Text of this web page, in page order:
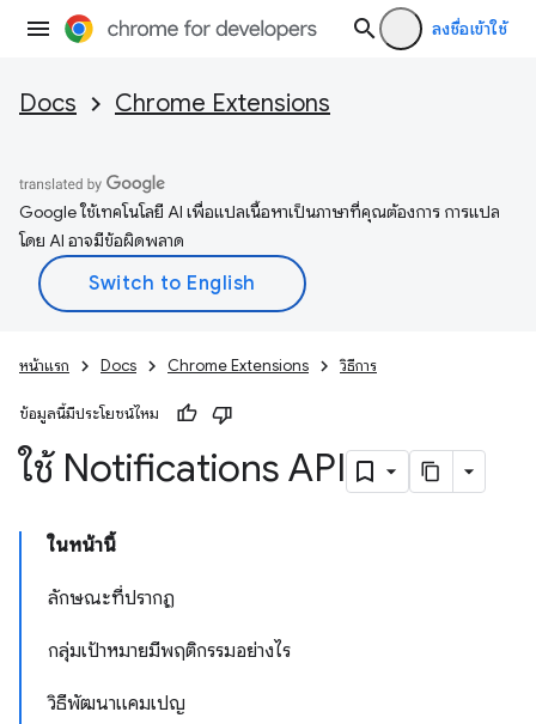
ลงชื่อเข้าใช้
Docs Chrome Extensions
Google ใช้เทคโนโลยี AI เพื่อแปลเนื้อหาเป็นภาษาที่คุณต้องการ การแปล
โดย AI อาจมีข้อผิดพลาด
หน้าแรก Docs Chrome Extensions วิธีการ
ข้อมูลนี้มีประโยชน์ไหม
ใช้ Notifications API
ในหน้านี้
ลักษณะที่ปรากฏ
กลุ่มเป้าหมายมีพฤติกรรมอย่างไร
วิธีพัฒนาแคมเปญ